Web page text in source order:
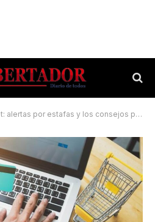
por estafas y los consejos para evitarlas